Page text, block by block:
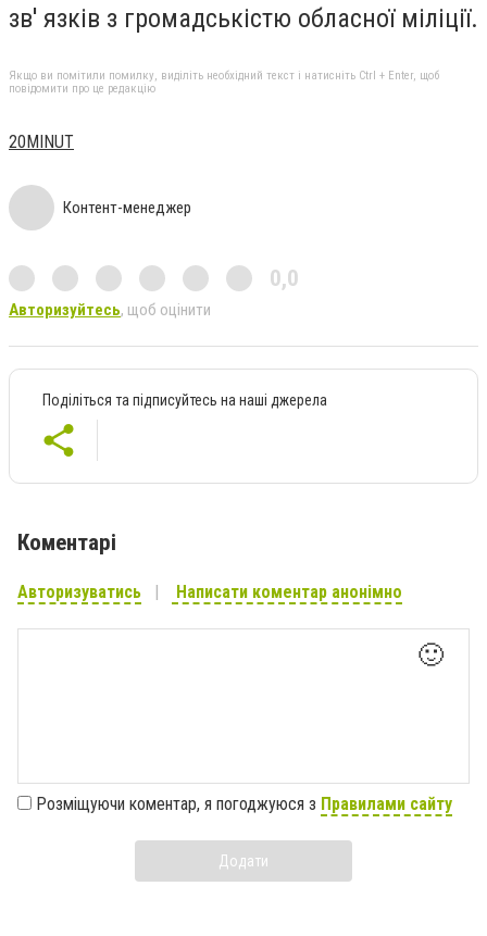
зв' язків з громадськістю обласної міліції.
Якщо ви помітили помилку, виділіть необхідний текст і натисніть Ctrl + Enter, щоб
повідомити про це редакцію
20MINUT
Контент-менеджер
0,0
Авторизуйтесь, щоб оцінити
Поділіться та підписуйтесь на наші джерела
Коментарі
Авторизуватись Написати коментар анонімно
🙂
Розміщуючи коментар, я погоджуюся з Правилами сайту
Додати